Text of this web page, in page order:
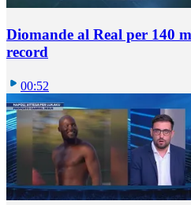
Diomande al Real per 140
record
00:52